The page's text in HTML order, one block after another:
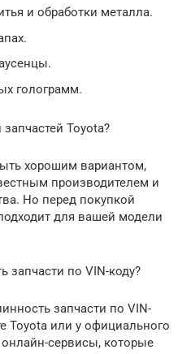
и обработки металла.
голограмм.
Toyota?
хорошим вариантом,
производителем и
Но перед покупкой
для вашей модели
запчасти по VIN-коду?
запчасти по VIN-
Toyota или у официального
сервисы, которые